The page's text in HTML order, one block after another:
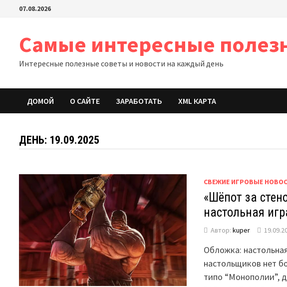
Перейти07.08.2026
Самые интересные
Интересные полезные советы и новости на каждый день
ДОМОЙ О САЙТЕ ЗАРАБОТАТЬ XML КАРТА
ДЕНЬ: 19.09.2025
СВЕЖИЕ ИГРОВЫЕ
«Шёпот за
настольная
Автор: kuper
Обложка:
настольщиков нет
типо “Монополии”,